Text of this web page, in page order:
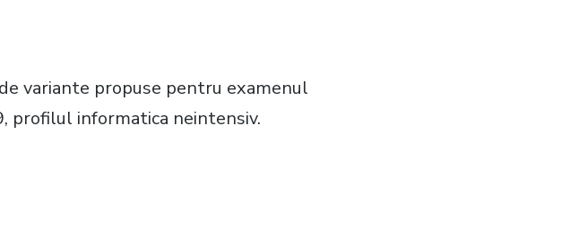
variante propuse pentru examenul
profilul informatica neintensiv.